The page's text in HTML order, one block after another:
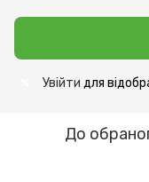
Увійти для
До